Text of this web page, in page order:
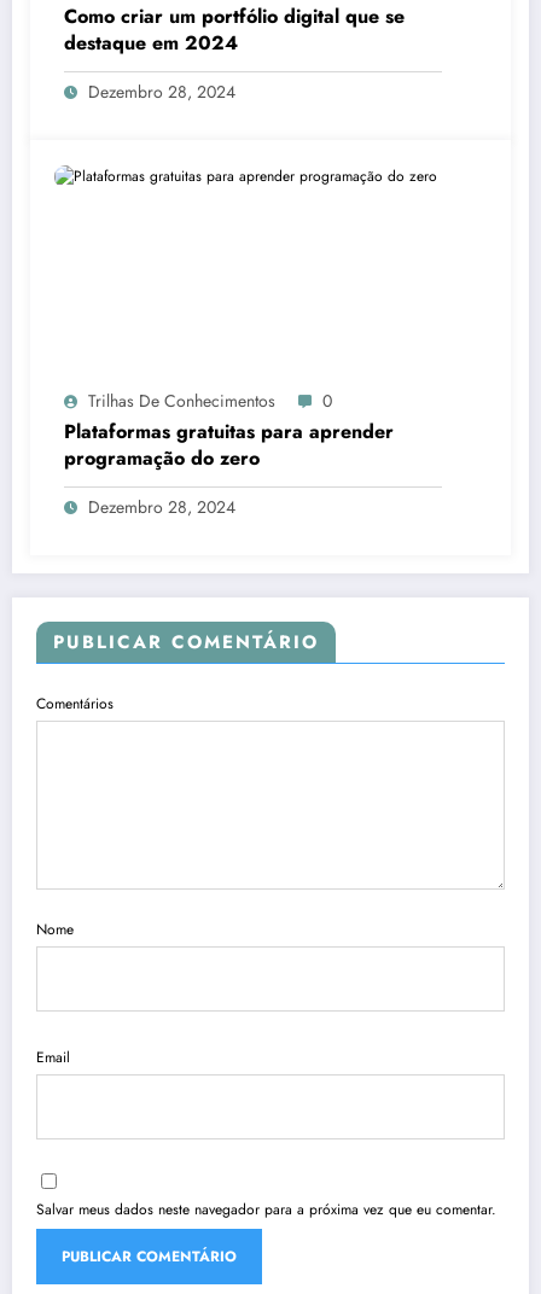
Como criar um portfólio digital que se
destaque em 2024
Dezembro 28, 2024
Trilhas De Conhecimentos 0
Plataformas gratuitas para aprender
programação do zero
Dezembro 28, 2024
PUBLICAR COMENTÁRIO
Comentários
Nome
Email
Salvar meus dados neste navegador para a próxima vez que eu comentar.